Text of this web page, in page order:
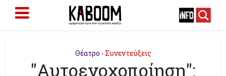
Θέατρο • Συνεντεύξεις
"Αυτοενοχοποίηση":